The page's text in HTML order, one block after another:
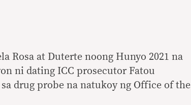
Rosa at Duterte noong Hunyo 2021 na
ni dating ICC prosecutor Fatou
drug probe na natukoy ng Office of the